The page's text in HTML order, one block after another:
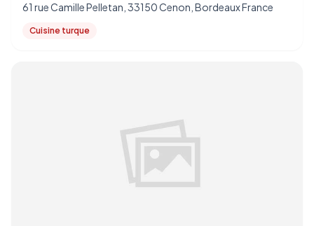
61 rue Camille Pelletan, 33150 Cenon, Bordeaux France
Cuisine turque